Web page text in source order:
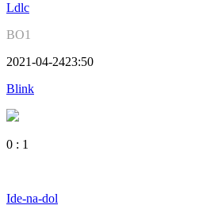
Ldlc
BO1
2021-04-2423:50
Blink
0 : 1
Ide-na-dol